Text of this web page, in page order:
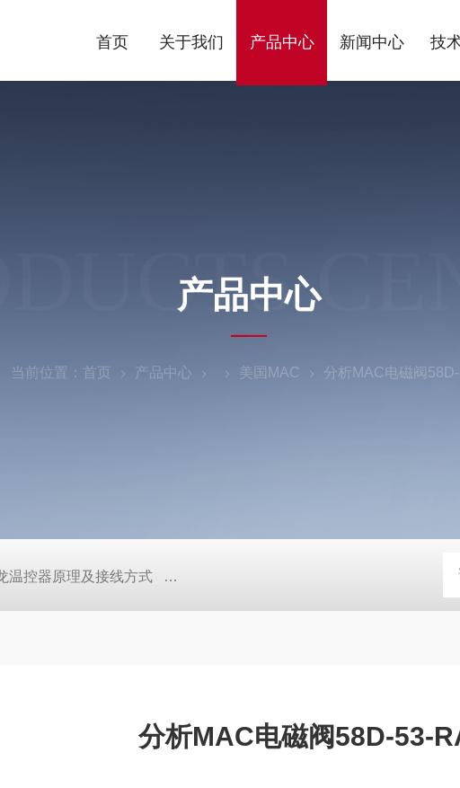
首页 关于我们 产品中心 新闻中心 技
产品中心
当前位置： 首页 产品中心 美国MAC 分析MAC电磁阀
温控器原理及接线方式 日本SMC真空压力开关的中文资料ZK2-
分析MAC电磁阀58D-53-